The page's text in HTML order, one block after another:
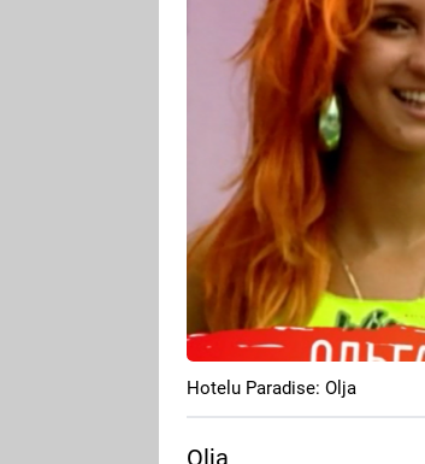
Hotelu Paradise: Olja